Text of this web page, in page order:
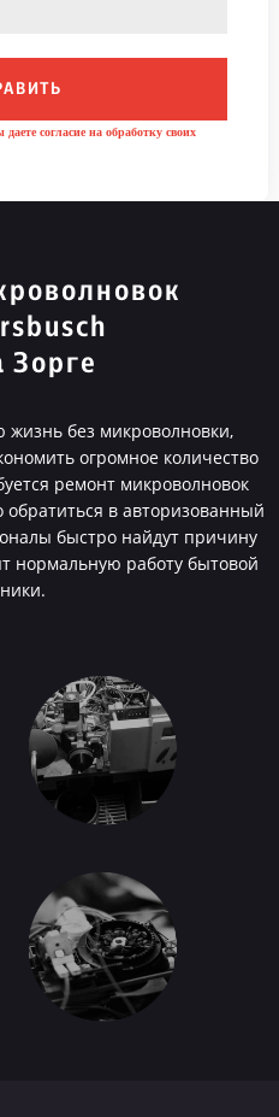
согласие на обработку своих
Зорге
жизнь без микроволновки,
огромное количество
ремонт микроволновок
в авторизованный
быстро найдут причину
нормальную работу бытовой